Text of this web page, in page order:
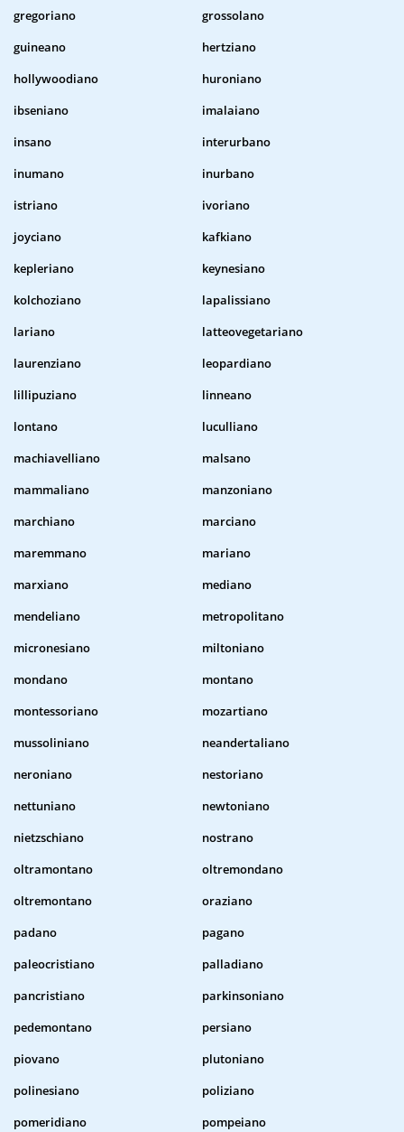
gregoriano
grossolano
guineano
hertziano
hollywoodiano
huroniano
ibseniano
imalaiano
insano
interurbano
inumano
inurbano
istriano
ivoriano
joyciano
kafkiano
kepleriano
keynesiano
kolchoziano
lapalissiano
lariano
latteovegetariano
laurenziano
leopardiano
lillipuziano
linneano
lontano
luculliano
machiavelliano
malsano
mammaliano
manzoniano
marchiano
marciano
maremmano
mariano
marxiano
mediano
mendeliano
metropolitano
micronesiano
miltoniano
mondano
montano
montessoriano
mozartiano
mussoliniano
neandertaliano
neroniano
nestoriano
nettuniano
newtoniano
nietzschiano
nostrano
oltramontano
oltremondano
oltremontano
oraziano
padano
pagano
paleocristiano
palladiano
pancristiano
parkinsoniano
pedemontano
persiano
piovano
plutoniano
polinesiano
poliziano
pomeridiano
pompeiano